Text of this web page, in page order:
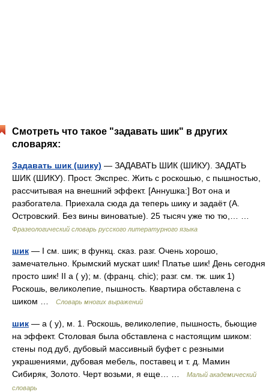
Смотреть что такое "задавать шик" в других
словарях:
Задавать шик (шику) — ЗАДАВАТЬ ШИК (ШИКУ). ЗАДАТЬ
ШИК (ШИКУ). Прост. Экспрес. Жить с роскошью, с пышностью,
рассчитывая на внешний эффект. [Аннушка:] Вот она и
разбогатела. Приехала сюда да теперь шику и задаёт (А.
Островский. Без вины виноватые). 25 тысяч уже тю тю,… …
Фразеологический словарь русского литературного языка
шик — I см. шик; в функц. сказ. разг. Очень хорошо,
замечательно. Крымский мускат шик! Платье шик! День сегодня
просто шик! II а ( у); м. (франц. chic); разг. см. тж. шик 1)
Роскошь, великолепие, пышность. Квартира обставлена с
шиком …
Словарь многих выражений
шик — а ( у), м. 1. Роскошь, великолепие, пышность, бьющие
на эффект. Столовая была обставлена с настоящим шиком:
стены под дуб, дубовый массивный буфет с резными
украшениями, дубовая мебель, поставец и т. д. Мамин
Сибиряк, Золото. Черт возьми, я еще… …
Малый академический
словарь